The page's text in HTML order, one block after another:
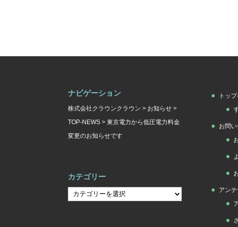
ナビゲーション
株式会社クラウンクラウン > お知らせ >
TOP-NEWS >東京電力から低圧電力料金
変更のお知らせです
カテゴリー
カ
トッ
お問
アン